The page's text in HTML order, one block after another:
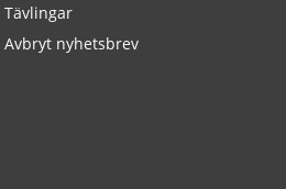
Tävlingar
Avbryt nyhetsbrev